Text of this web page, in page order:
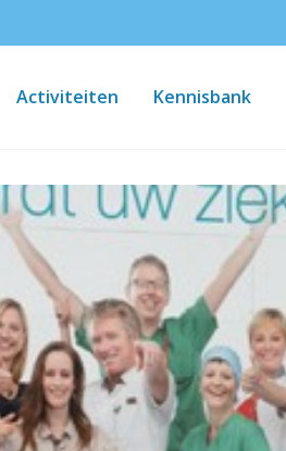
Activiteiten Kennisbank